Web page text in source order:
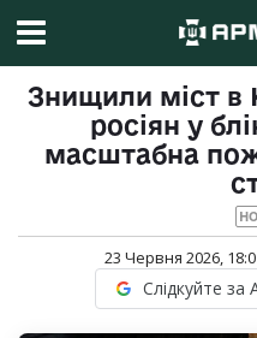
Знищили міст в
росіян у
масштабна
23 Червня 2026,
Слідкуйте за